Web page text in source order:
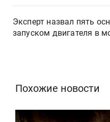
Эксперт назвал пять
запуском двигателя в
Похожие новости